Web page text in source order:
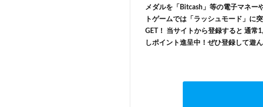
メダルを「Bitcash」等の電子マネー
トゲームでは「ラッシュモード」に
GET！ 当サイトから登録すると 通常
しポイント進呈中！ぜひ登録して遊